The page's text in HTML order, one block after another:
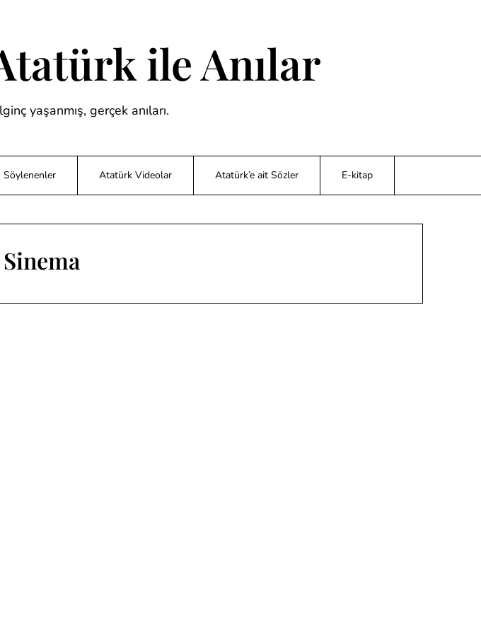
ile Anılar
yaşanmış, gerçek anıları.
Atatürk Videolar Atatürk’e ait Sözler E-kitap
Sinema